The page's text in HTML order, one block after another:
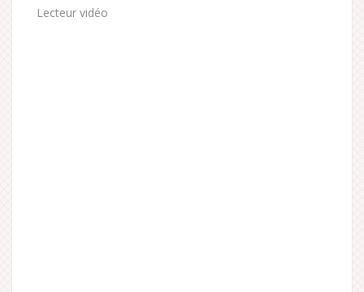
Lecteur vidéo